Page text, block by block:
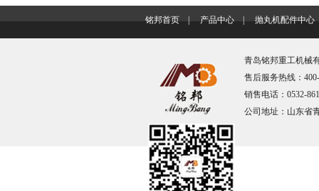
铭邦首页 产品中心 抛丸机配件中心
青岛铭邦重工机械
售后服务热线：
销售电话：0532-
公司地址：山东省